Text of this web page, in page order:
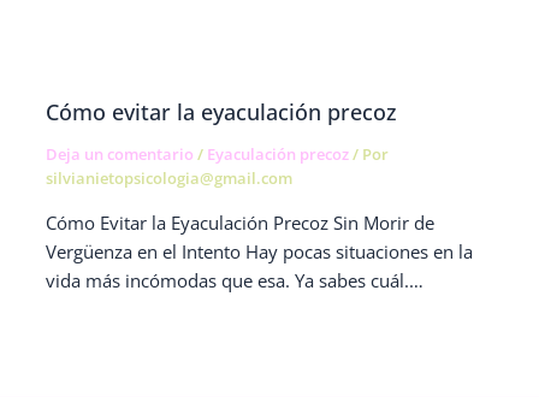
Cómo evitar la eyaculación precoz
Deja un comentario / Eyaculación precoz/ Por
silvianietopsicologia@gmail.com
Cómo Evitar la Eyaculación Precoz Sin Morir de
Vergüenza en el Intento Hay pocas situaciones en la
vida más incómodas que esa. Ya sabes cuál.…